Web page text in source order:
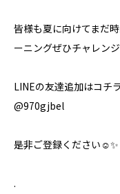
皆様も夏に向けてまだ
ーニングぜひチャレン
LINEの友達追加はコチ
@970gjbel
是非ご登録ください☺️✨
.